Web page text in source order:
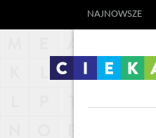
NAJNOWSZE